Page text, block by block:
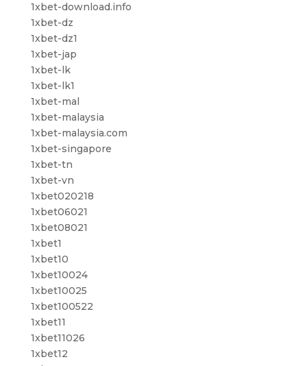
1xbet-download.info
1xbet-dz
1xbet-dz1
1xbet-jap
1xbet-lk
1xbet-lk1
1xbet-mal
1xbet-malaysia
1xbet-malaysia.com
1xbet-singapore
1xbet-tn
1xbet-vn
1xbet020218
1xbet06021
1xbet08021
1xbet1
1xbet10
1xbet10024
1xbet10025
1xbet100522
1xbet11
1xbet11026
1xbet12